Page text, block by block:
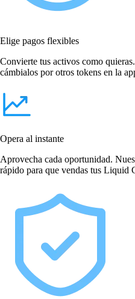
Elige pagos flexibles
Convierte tus activos como
cámbialos por otros tokens en la
Opera al instante
Aprovecha cada oportunidad.
rápido para que vendas tus Liquid